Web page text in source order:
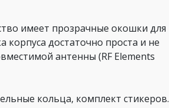
имеет прозрачные окошки для
корпуса достаточно проста и не
антенны (RF Elements
кольца, комплект стикеров.